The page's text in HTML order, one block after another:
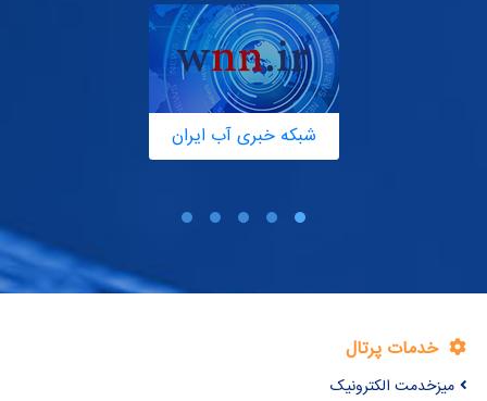
شبکه خبری آب ایران
خدمات پرتال
میزخدمت الکترونیک